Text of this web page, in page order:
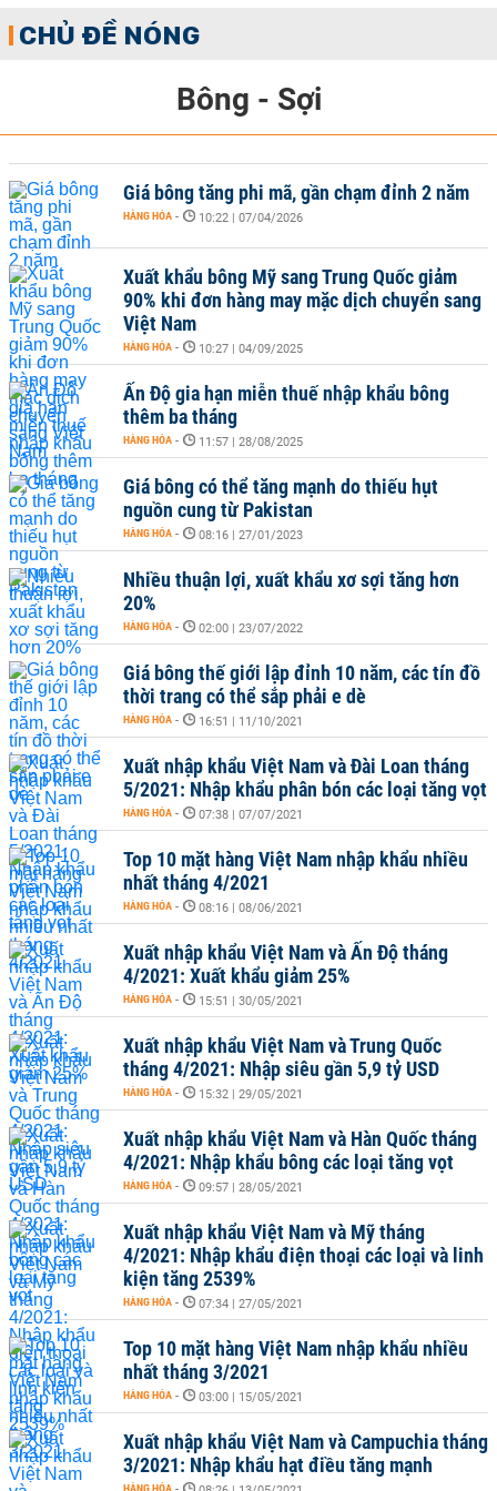
CHỦ ĐỀ NÓNG
Bông - Sợi
Giá bông tăng phi mã, gần chạm đỉnh 2 năm
HÀNG HÓA - 10:22 | 07/04/2026
Xuất khẩu bông Mỹ sang Trung Quốc giảm
90% khi đơn hàng may mặc dịch chuyển sang
Việt Nam
HÀNG HÓA - 10:27 | 04/09/2025
Ấn Độ gia hạn miễn thuế nhập khẩu bông
thêm ba tháng
HÀNG HÓA - 11:57 | 28/08/2025
Giá bông có thể tăng mạnh do thiếu hụt
nguồn cung từ Pakistan
HÀNG HÓA - 08:16 | 27/01/2023
Nhiều thuận lợi, xuất khẩu xơ sợi tăng hơn
20%
HÀNG HÓA - 02:00 | 23/07/2022
Giá bông thế giới lập đỉnh 10 năm, các tín đồ
thời trang có thể sắp phải e dè
HÀNG HÓA - 16:51 | 11/10/2021
Xuất nhập khẩu Việt Nam và Đài Loan tháng
5/2021: Nhập khẩu phân bón các loại tăng vọt
HÀNG HÓA - 07:38 | 07/07/2021
Top 10 mặt hàng Việt Nam nhập khẩu nhiều
nhất tháng 4/2021
HÀNG HÓA - 08:16 | 08/06/2021
Xuất nhập khẩu Việt Nam và Ấn Độ tháng
4/2021: Xuất khẩu giảm 25%
HÀNG HÓA - 15:51 | 30/05/2021
Xuất nhập khẩu Việt Nam và Trung Quốc
tháng 4/2021: Nhập siêu gần 5,9 tỷ USD
HÀNG HÓA - 15:32 | 29/05/2021
Xuất nhập khẩu Việt Nam và Hàn Quốc tháng
4/2021: Nhập khẩu bông các loại tăng vọt
HÀNG HÓA - 09:57 | 28/05/2021
Xuất nhập khẩu Việt Nam và Mỹ tháng
4/2021: Nhập khẩu điện thoại các loại và linh
kiện tăng 2539%
HÀNG HÓA - 07:34 | 27/05/2021
Top 10 mặt hàng Việt Nam nhập khẩu nhiều
nhất tháng 3/2021
HÀNG HÓA - 03:00 | 15/05/2021
Xuất nhập khẩu Việt Nam và Campuchia tháng
3/2021: Nhập khẩu hạt điều tăng mạnh
HÀNG HÓA